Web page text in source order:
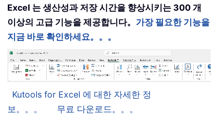
Excel 는 생산성과 저장 시간을 향상시키는 300 개
이상의 고급 기능을 제공합니다。 가장 필요한 기능을
지금 바로 확인하세요。。。
Kutools for Excel 에 대한 자세한 정
보。。。
무료 다운로드。。。